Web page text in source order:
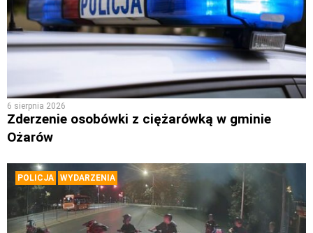
6 sierpnia 2026
Zderzenie osobówki z ciężarówką w gminie
Ożarów
POLICJA WYDARZENIA